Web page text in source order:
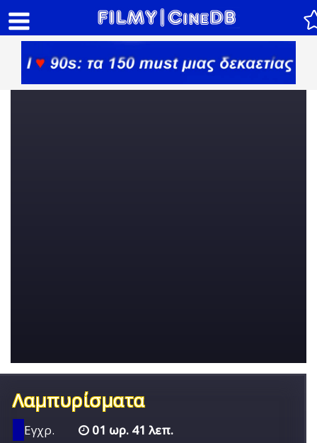
Λαμπυρίσματα
Εγχρ. 01 ωρ. 41 λεπ.